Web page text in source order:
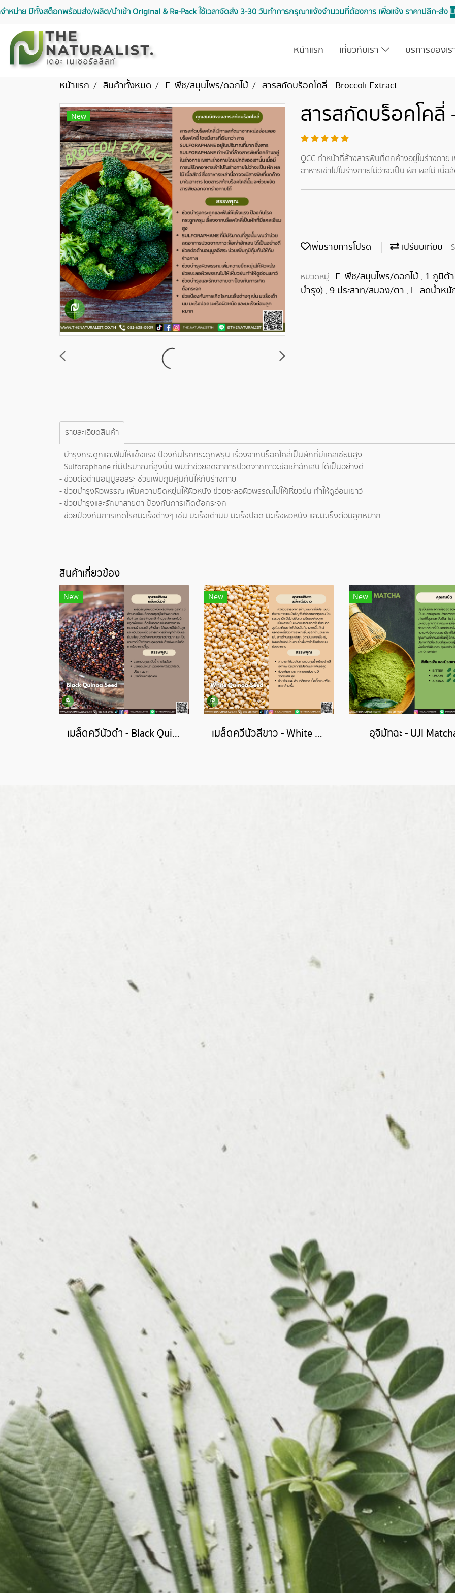
น่าย มีทั้งสต็อกพร้อมส่ง/ผลิต/นำเข้า Original & Re-Pack ใช้เวลาจัดส่ง 3-30 วันทำการ กรุณาแจ้งจำนวนที่ต้องการ เพื่อแจ้ง ราคาปลีก-ส่ง
หน้าแรก เกี่ยวกับเรา บริการของเ
หน้าแรก สินค้าทั้งหมด E. พืช/สมุนไพร/ดอกไม้ สารสกัดบร็อคโคลี่ - Broccoli Extract
New สารสกัดบร็อคโคลี่
QCC ทำหน้าที่ล้างสารพิษที่ตกค้างอยู่ในร่างกาย
อาหารเข้าไปในร่างกายไม่ว่าจะเป็น ผัก ผลไม้ เนื้อ
เพิ่มรายการโปรด เปรียบเทียบ
หมวดหมู่ : E. พืช/สมุนไพร/ดอกไม้ , 1 ภูมิต้
บำรุง) , 9 ประสาท/สมอง/ตา , L. ลดน้ำห
รายละเอียดสินค้า
- บำรุงกระดูกและฟันให้แข็งแรง ป้องกันโรคกระดูกพรุน เรื่องจากบร็อคโคลี่เป็นผักที่มีแคลเซียมสูง
- Sulforaphane ที่มีปริมาณที่สูงนั้น พบว่าช่วยลดอาการปวดจากภาวะข้อเข่าอักเสบ ได้เป็นอย่างดี
- ช่วยต่อต้านอนุมูลอิสระ ช่วยเพิ่มภูมิคุ้มกันให้กับร่างกาย
- ช่วยบำรุงผิวพรรณ เพิ่มความยืดหยุ่นให้ผิวหนัง ช่วยชะลอผิวพรรณไม่ให้เหี่ยวย่น ทำให้ดูอ่อนเยาว์
- ช่วยบำรุงและรักษาสายตา ป้องกันการเกิดต้อกระจก
- ช่วยป้องกันการเกิดโรคมะเร็งต่างๆ เช่น มะเร็งเต้านม มะเร็งปอด มะเร็งผิวหนัง และมะเร็งต่อมลูกหมาก
สินค้าเกี่ยวข้อง
New
เมล็ดควีนัวดำ - Black Quinoa Seed
New
เมล็ดควีนัวสีขาว - White Quinoa Seed
New
อุจิมัทฉะ - UJI